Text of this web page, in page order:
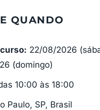
QUANDO
22/08/2026
(domingo)
10:00 às 18:00
Paulo, SP, Brasil